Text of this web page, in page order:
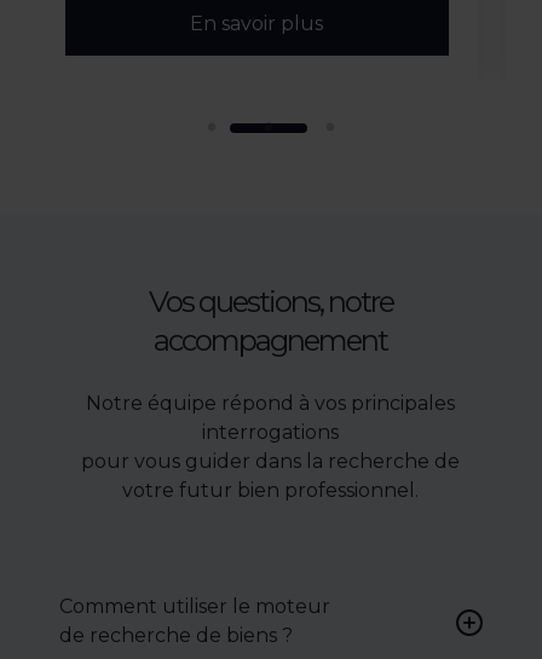
En savoir plus
Vos questions, notre
accompagnement
Notre équipe répond à vos principales
interrogations
pour vous guider dans la recherche de
votre futur bien professionnel.
Comment utiliser le moteur
de recherche de biens ?